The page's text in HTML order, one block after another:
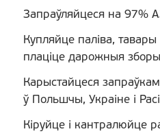
Запраўляйцеся на 97%
Купляйце паліва, тавары
плаціце дарожныя
Карыстайцеся
ў Польшчы, Украіне і
Кіруйце і кантралюйце